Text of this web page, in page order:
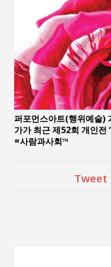
퍼포먼스아트(행위예술)
가가 최근 제52회 개인전
=사람과사회™
Tweet